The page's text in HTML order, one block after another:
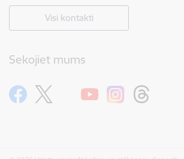
Visi kontakti
Sekojiet mums